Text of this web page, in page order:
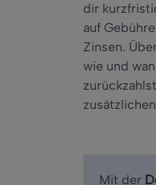
dir
auf
Zinsen.
wie und
Mit der